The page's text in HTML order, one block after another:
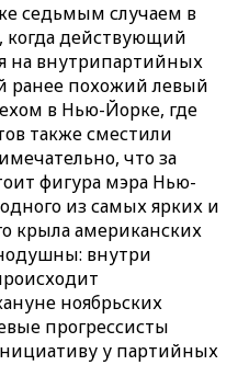
седьмым случаем в
когда действующий
на внутрипартийных
ранее похожий левый
в Нью-Йорке, где
также сместили
что за
фигура мэра Нью-
из самых ярких и
крыла американских
внутри
ноябрьских
прогрессисты
у партийных